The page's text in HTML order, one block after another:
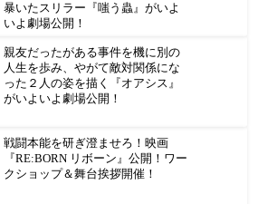
暴いたスリラー『嗤う蟲』がいよ
いよ劇場公開！
親友だったがある事件を機に別の
人生を歩み、やがて敵対関係にな
った２人の姿を描く『オアシス』
がいよいよ劇場公開！
戦闘本能を研ぎ澄ませろ！映画
『RE:BORN リボーン』公開！ワー
クショップ＆舞台挨拶開催！